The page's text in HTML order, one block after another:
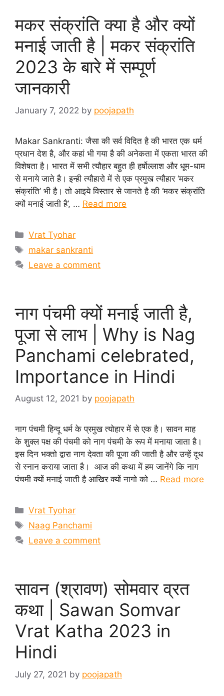
मकर संक्रांति क्या है और क्यों
मनाई जाती है | मकर संक्रांति
2023 के बारे में सम्पूर्ण
जानकारी
January 7, 2022 by poojapath
Makar Sankranti: जैसा की सर्व विदित है की भारत एक धर्म
प्रधान देश है, और कहां भी गया है की अनेकता में एकता भारत की
विशेषता है। भारत में सभी त्यौहार बहुत ही हर्षोल्लाश और धूम-धाम
से मनाये जाते है। इन्ही त्यौहारो में से एक प्रमुख त्यौहार ‘मकर
संक्रांति’ भी है। तो आइये विस्तार से जानते है की ‘मकर संक्रांति
क्यों मनाई जाती है’, … Read more
Categories
Vrat Tyohar
Tags
makar sankranti
Leave a comment
नाग पंचमी क्यों मनाई जाती है,
पूजा से लाभ | Why is Nag
Panchami celebrated,
Importance in Hindi
August 12, 2021 by poojapath
नाग पंचमी हिन्दू धर्म के प्रमुख त्योहार में से एक है। सावन माह
के शुक्ल पक्ष की पंचमी को नाग पंचमी के रूप में मनाया जाता है।
इस दिन भक्तो द्वारा नाग देवता की पूजा की जाती है और उन्हें दूध
से स्नान कराया जाता है। आज की कथा में हम जानेंगे कि नाग
पंचमी क्यों मनाई जाती है आखिर क्यों नागो को … Read more
Categories
Vrat Tyohar
Tags
Naag Panchami
Leave a comment
सावन (श्रावण) सोमवार व्रत
कथा | Sawan Somvar
Vrat Katha 2023 in
Hindi
July 27, 2021 by poojapath